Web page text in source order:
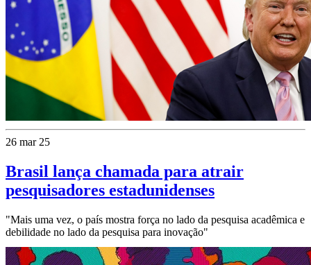
26 mar 25
Brasil lança chamada para atrair
pesquisadores estadunidenses
"Mais uma vez, o país mostra força no lado da pesquisa acadêmica e
debilidade no lado da pesquisa para inovação"